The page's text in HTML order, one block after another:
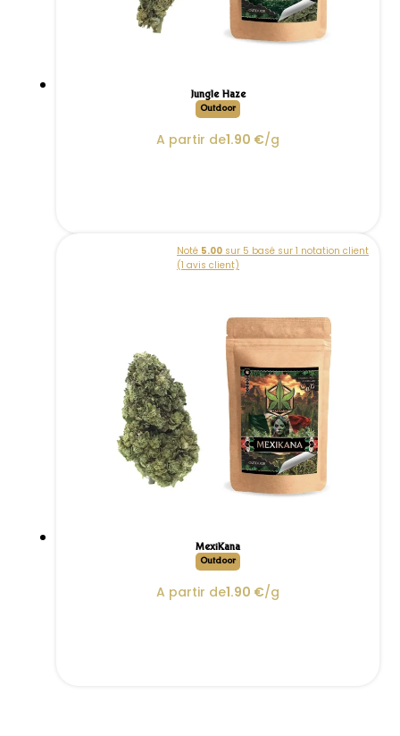
Jungle Haze
Outdoor
A partir de1.90 €/g
Noté 5.00 sur 5 basé sur 1 notation client
(1 avis client)
MexiKana
Outdoor
A partir de1.90 €/g